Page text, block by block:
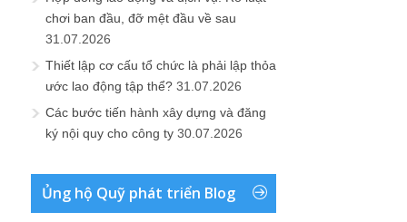
chơi ban đầu, đỡ mệt đầu về sau
31.07.2026
Thiết lập cơ cấu tổ chức là phải lập thỏa
ước lao động tập thể? 31.07.2026
Các bước tiến hành xây dựng và đăng
ký nội quy cho công ty 30.07.2026
Ủng hộ Quỹ phát triển Blog